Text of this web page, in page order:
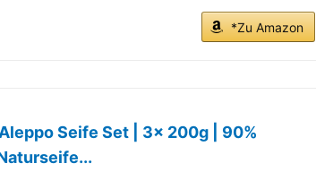
*Zu Amazon
Seife Set | 3x 200g | 90%